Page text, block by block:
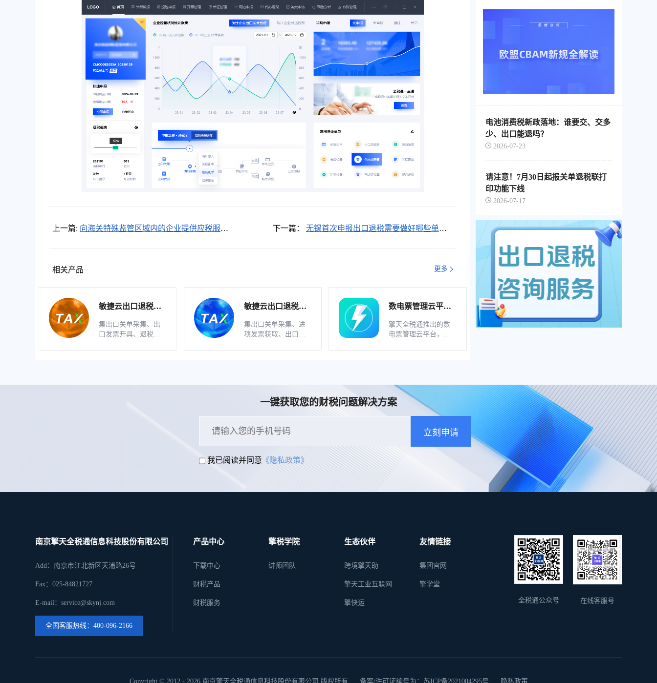
上一篇: 向海关特殊监管区域内的企业提供应税服务
下一篇：
无锡首次申报出口退税需要做好哪些单证
相关产品 更多
敏捷云出口退税申
集出口关单采集、出
口发票开具、退税明
敏捷云出口退税申
集出口关单采集、进
项发票获取、出口发
数电票管理云平台
业
擎天全税通推出的数
电票管理云平台，是
息采集模式，为企业
构建全量自有发票池
和数字化文件本地存
电池消费税新政落地：谁要交、交多
少、出口能退吗？
2026-07-23
请注意！7月30日起报关单退税联打
印功能下线
2026-07-17
一键获取您的财税问题解决方案
立刻申请
我已阅读并同意《隐私政策》
南京擎天全税通信息科技股份有限公司
Add：南京市江北新区天浦路26号
Fax：025-84821727
E-mail：service@skynj.com
全国客服热线：400-096-2166
产品中心
下载中心
财税产品
财税服务
擎税学院
讲师团队
生态伙伴
跨境擎天助
擎天工业互联网
擎快运
友情链接
集团官网
擎学堂
全税通公众号 在线客服号
Copyright © 2012 - 2026 南京擎天全税通信息科技股份有限公司 版权所有 备案/许可证编号为：苏ICP备2021004295号 隐私政策